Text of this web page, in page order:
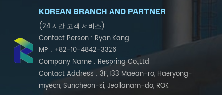
KOREAN BRANCH AND PARTNER
(24 시간 고객 서비스)
Contact Person : Ryan Kang
MP : +82-10-4842-3326
Company Name : Respring Co.,Ltd
Contact Address : 3F, 133 Maean-ro, Haeryong-
myeon, Suncheon-si, Jeollanam-do, ROK